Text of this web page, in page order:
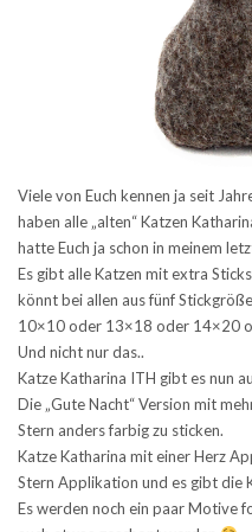
Viele von Euch kennen ja seit
haben alle „alten“ Katzen
hatte Euch ja schon in meinem
Es gibt alle Katzen mit extra
könnt bei allen aus fünf
10×10 oder 13×18 oder 14×20
Und nicht nur das..
Katze Katharina ITH gibt es nun
Die „Gute Nacht“ Version mit
Stern anders farbig zu sticken.
Katze Katharina mit einer Herz
Stern Applikation und es gibt die
Es werden noch ein paar Motive